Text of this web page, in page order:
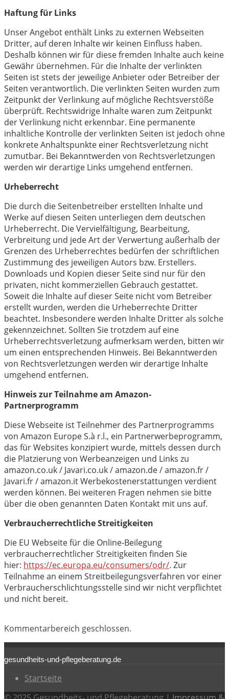
Haftung für Links
Unser Angebot enthält Links zu externen Webseiten
Dritter, auf deren Inhalte wir keinen Einfluss haben.
Deshalb können wir für diese fremden Inhalte auch keine
Gewähr übernehmen. Für die Inhalte der verlinkten
Seiten ist stets der jeweilige Anbieter oder Betreiber der
Seiten verantwortlich. Die verlinkten Seiten wurden zum
Zeitpunkt der Verlinkung auf mögliche Rechtsverstöße
überprüft. Rechtswidrige Inhalte waren zum Zeitpunkt
der Verlinkung nicht erkennbar. Eine permanente
inhaltliche Kontrolle der verlinkten Seiten ist jedoch ohne
konkrete Anhaltspunkte einer Rechtsverletzung nicht
zumutbar. Bei Bekanntwerden von Rechtsverletzungen
werden wir derartige Links umgehend entfernen.
Urheberrecht
Die durch die Seitenbetreiber erstellten Inhalte und
Werke auf diesen Seiten unterliegen dem deutschen
Urheberrecht. Die Vervielfältigung, Bearbeitung,
Verbreitung und jede Art der Verwertung außerhalb der
Grenzen des Urheberrechtes bedürfen der schriftlichen
Zustimmung des jeweiligen Autors bzw. Erstellers.
Downloads und Kopien dieser Seite sind nur für den
privaten, nicht kommerziellen Gebrauch gestattet.
Soweit die Inhalte auf dieser Seite nicht vom Betreiber
erstellt wurden, werden die Urheberrechte Dritter
beachtet. Insbesondere werden Inhalte Dritter als solche
gekennzeichnet. Sollten Sie trotzdem auf eine
Urheberrechtsverletzung aufmerksam werden, bitten wir
um einen entsprechenden Hinweis. Bei Bekanntwerden
von Rechtsverletzungen werden wir derartige Inhalte
umgehend entfernen.
Hinweis zur Teilnahme am Amazon-
Partnerprogramm
Diese Webseite ist Teilnehmer des Partnerprogramms
von Amazon Europe S.à r.l., ein Partnerwerbeprogramm,
das für Websites konzipiert wurde, mittels dessen durch
die Platzierung von Werbeanzeigen und Links zu
amazon.co.uk / Javari.co.uk / amazon.de / amazon.fr /
Javari.fr / amazon.it Werbekostenerstattungen verdient
werden können. Bei weiteren Fragen nehmen sie bitte
über die oben genannten Daten Kontakt mit uns auf.
Verbraucherrechtliche Streitigkeiten
Die EU Webseite für die Online-Beilegung
verbraucherrechtlicher Streitigkeiten finden Sie
hier: https://ec.europa.eu/consumers/odr/. Zur
Teilnahme an einem Streitbeilegungsverfahren vor einer
Verbraucherschlichtungsstelle sind wir nicht verpflichtet
und nicht bereit.
Kommentarbereich geschlossen.
gesundheits-und-pflegeberatung.de
Startseite